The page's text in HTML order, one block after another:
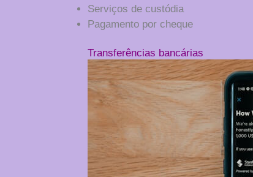
Serviços de custódia
Pagamento por cheque
Transferências bancárias